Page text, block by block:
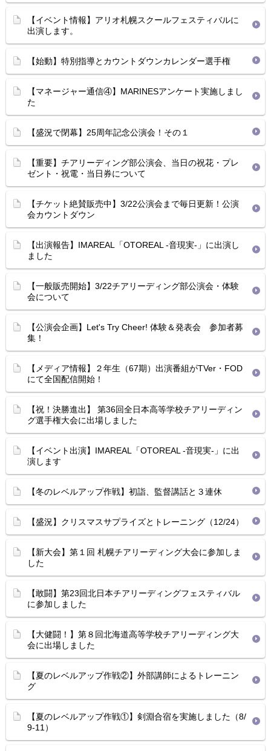
【イベント情報】アリオ札幌スクールフェスティバルに
出演します。
【始動】特別指導とカウントダウンカレンダー選手権
【マネージャー通信④】MARINESアンケート実施しまし
た
【盛況で閉幕】25周年記念公演会！その１
【重要】チアリーディング部公演会、当日の祝花・プレ
ゼント・祝電・当日券について
【チケット絶賛販売中】3/22公演会まで毎日更新！公演
会カウントダウン
【出演報告】IMAREAL「OTOREAL -音現実-」に出演し
ました
【一般販売開始】3/22チアリーディング部公演会・体験
会について
【公演会企画】Let's Try Cheer! 体験＆発表会 参加者募
集！
【メディア情報】２年生（67期）出演番組がTVer・FOD
にて全国配信開始！
【祝！決勝進出】 第36回全日本高等学校チアリーディン
グ選手権大会に出場しました
【イベント出演】IMAREAL「OTOREAL -音現実-」に出
演します
【冬のレベルアップ作戦】初詣、監督講話と３連休
【盛況】クリスマスサプライズとトレーニング（12/24）
【新大会】第１回 札幌チアリーディング大会に参加しま
した
【敢闘】第23回北日本チアリーディングフェスティバル
に参加しました
【大健闘！】第８回北海道高等学校チアリーディング大
会に出場しました
【夏のレベルアップ作戦②】外部講師によるトレーニン
グ
【夏のレベルアップ作戦①】剣淵合宿を実施しました（8/
9-11）